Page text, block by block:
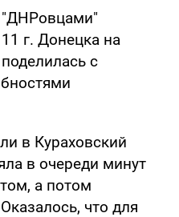
"ДНРовцами"
г. Донецка на
с
в Кураховский
в очереди минут
а потом
что для